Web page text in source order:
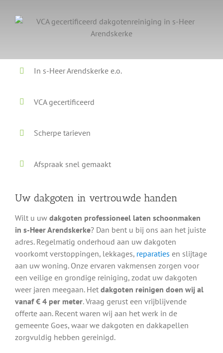
In s-Heer Arendskerke e.o.
VCA gecertificeerd
Scherpe tarieven
Afspraak snel gemaakt
Uw dakgoten in vertrouwde handen
Wilt u uw dakgoten professioneel laten schoonmaken
in s-Heer Arendskerke? Dan bent u bij ons aan het juiste
adres. Regelmatig onderhoud aan uw dakgoten
voorkomt verstoppingen, lekkages, reparaties en slijtage
aan uw woning. Onze ervaren vakmensen zorgen voor
een veilige en grondige reiniging, zodat uw dakgoten
weer jaren meegaan. Het dakgoten reinigen doen wij al
vanaf € 4 per meter. Vraag gerust een vrijblijvende
offerte aan. Recent waren wij aan het werk in de
gemeente Goes, waar we dakgoten en dakkapellen
zorgvuldig hebben gereinigd.